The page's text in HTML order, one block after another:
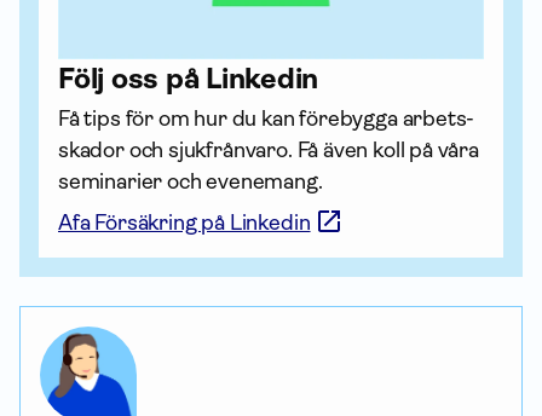
Följ oss på Linkedin
Få tips för om hur du kan förebygga arbets­
skador och sjukfrånvaro. Få även koll på våra
seminarier och evenemang.
Afa Försäkring på Linkedin